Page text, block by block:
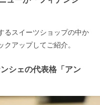
るスイーツショップの中か
アップしてご紹介。
シェの代表格「アン